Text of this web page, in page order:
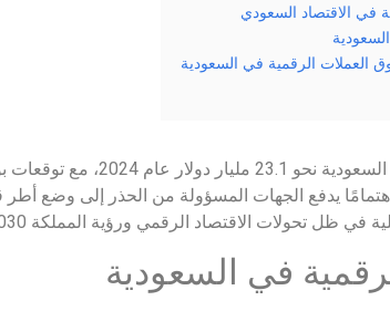
في الاقتصاد السعودي
العملات الرقمية في السعودية
يدفع الجهات المسؤولة من الحذر إلى وضع
في ظل تحولات الاقتصاد الرقمي ورؤية المملكة 2030.
في السعودية